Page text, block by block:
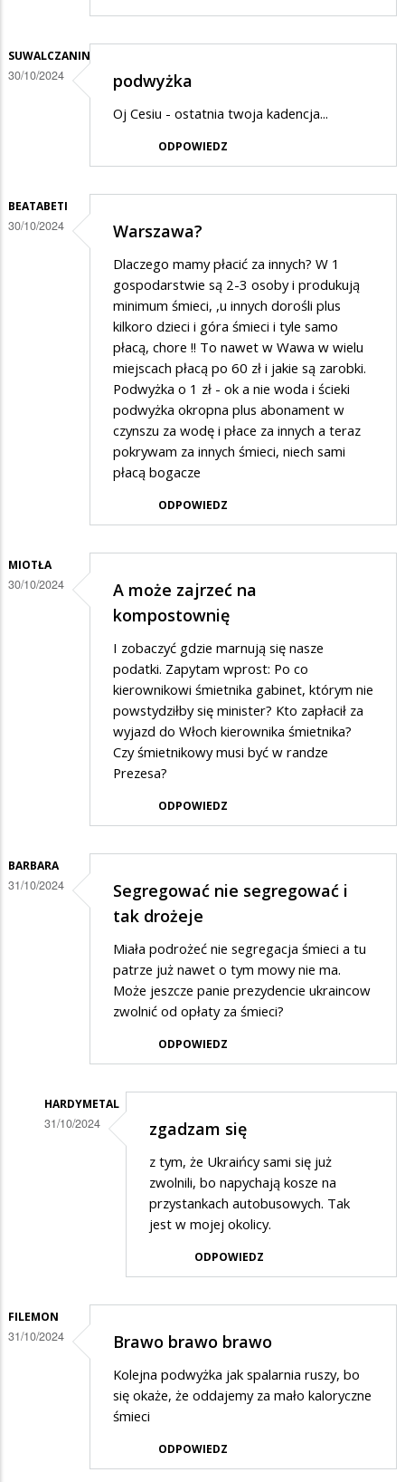
SUWALCZANIN
30/10/2024 podwyżka
Oj Cesiu - ostatnia twoja kadencja...
ODPOWIEDZ
BEATABETI
30/10/2024 Warszawa?
Dlaczego mamy płacić za innych? W 1
gospodarstwie są 2-3 osoby i produkują
minimum śmieci, ,u innych dorośli plus
kilkoro dzieci i góra śmieci i tyle samo
płacą, chore !! To nawet w Wawa w wielu
miejscach płacą po 60 zł i jakie są zarobki.
Podwyżka o 1 zł - ok a nie woda i ścieki
podwyżka okropna plus abonament w
czynszu za wodę i płace za innych a teraz
pokrywam za innych śmieci, niech sami
płacą bogacze
ODPOWIEDZ
MIOTŁA
30/10/2024
A może zajrzeć na
kompostownię
I zobaczyć gdzie marnują się nasze
podatki. Zapytam wprost: Po co
kierownikowi śmietnika gabinet, którym nie
powstydziłby się minister? Kto zapłacił za
wyjazd do Włoch kierownika śmietnika?
Czy śmietnikowy musi być w randze
Prezesa?
ODPOWIEDZ
BARBARA
31/10/2024
Segregować nie segregować i
tak drożeje
Miała podrożeć nie segregacja śmieci a tu
patrze już nawet o tym mowy nie ma.
Może jeszcze panie prezydencie ukraincow
zwolnić od opłaty za śmieci?
ODPOWIEDZ
HARDYMETAL
31/10/2024
Segregować
nie
segregować
zgadzam się
z tym, że Ukraińcy sami się już
zwolnili, bo napychają kosze na
przystankach autobusowych. Tak
jest w mojej okolicy.
ODPOWIEDZ
FILEMON
31/10/2024 Brawo brawo brawo
Kolejna podwyżka jak spalarnia ruszy, bo
się okaże, że oddajemy za mało kaloryczne
śmieci
ODPOWIEDZ